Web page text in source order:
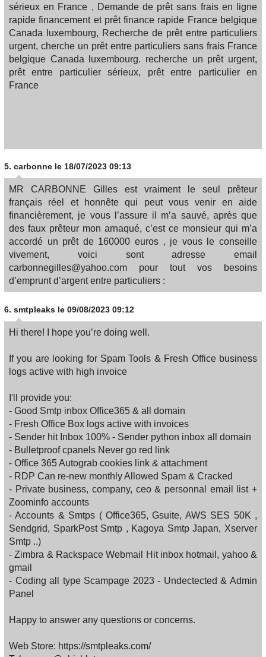
sérieux en France , Demande de prêt sans frais en ligne
rapide financement et prêt finance rapide France belgique
Canada luxembourg, Recherche de prêt entre particuliers
urgent, cherche un prêt entre particuliers sans frais France
belgique Canada luxembourg. recherche un prêt urgent,
prêt entre particulier sérieux, prêt entre particulier en
France
5. carbonne le 18/07/2023 09:13
MR CARBONNE Gilles est vraiment le seul prêteur
français réel et honnête qui peut vous venir en aide
financièrement, je vous l’assure il m’a sauvé, après que
des faux prêteur mon arnaqué, c’est ce monsieur qui m’a
accordé un prêt de 160000 euros , je vous le conseille
vivement, voici sont adresse email
carbonnegilles@yahoo.com pour tout vos besoins
d’emprunt d’argent entre particuliers :
6. smtpleaks le 09/08/2023 09:12
Hi there! I hope you’re doing well.
If you are looking for Spam Tools & Fresh Office business
logs active with high invoice
I'll provide you:
- Good Smtp inbox Office365 & all domain
- Fresh Office Box logs active with invoices
- Sender hit Inbox 100% - Sender python inbox all domain
- Bulletproof cpanels Never go red link
- Office 365 Autograb cookies link & attachment
- RDP Can re-new monthly Allowed Spam & Cracked
- Private business, company, ceo & personnal email list +
Zoominfo accounts
- Accounts & Smtps ( Office365, Gsuite, AWS SES 50K ,
Sendgrid, SparkPost Smtp , Kagoya Smtp Japan, Xserver
Smtp ..)
- Zimbra & Rackspace Webmail Hit inbox hotmail, yahoo &
gmail
- Coding all type Scampage 2023 - Undectected & Admin
Panel
Happy to answer any questions or concerns.
Web Store: https://smtpleaks.com/